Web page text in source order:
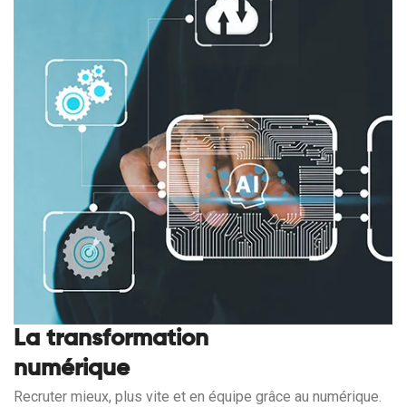
La transformation
numérique
Recruter mieux, plus vite et en équipe grâce au numérique.